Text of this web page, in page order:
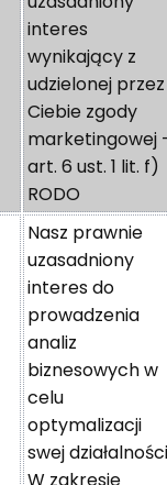
interes
wynikający z
udzielonej przez
Ciebie zgody
marketingowej
art. 6 ust. 1 lit. f)
RODO
Nasz prawnie
uzasadniony
interes do
prowadzenia
analiz
biznesowych w
celu
optymalizacji
swej